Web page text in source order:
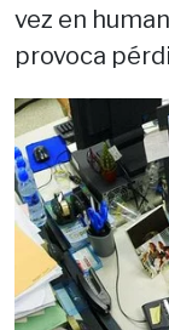
vez en
provoca